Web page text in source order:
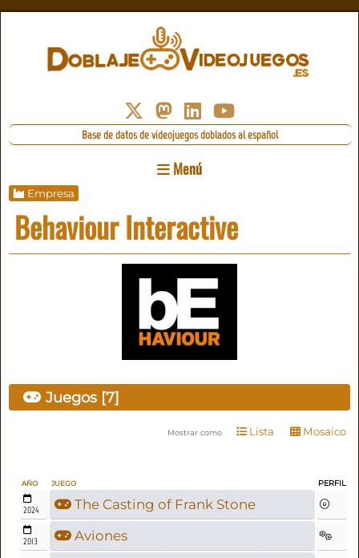
Base de datos de videojuegos doblados al español
Menú
Empresa
Behaviour Interactive
Juegos [7]
Mostrar como Lista Mosaico
AÑO JUEGO PERFIL
2024 The Casting of Frank Stone
2013 Aviones